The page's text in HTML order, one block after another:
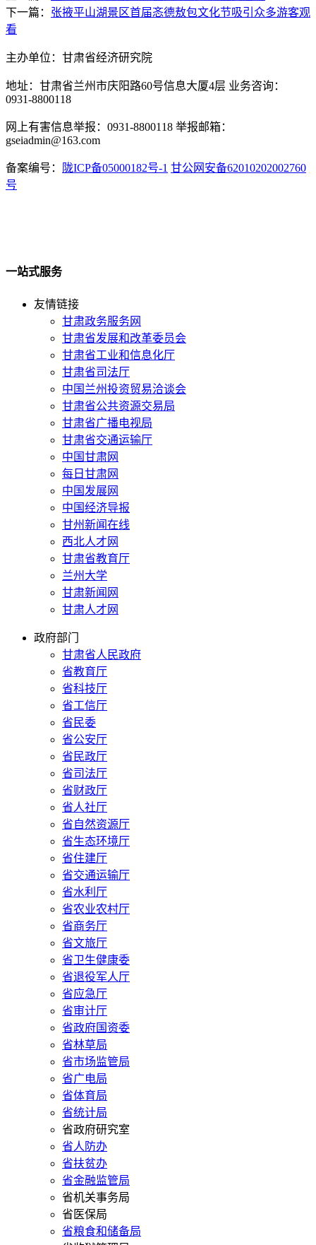
下一篇： 张掖平山湖景区首届忞德敖包文化节吸引众多游客观
看
主办单位：甘肃省经济研究院
地址：甘肃省兰州市庆阳路60号信息大厦4层 业务咨询：
0931-8800118
网上有害信息举报：0931-8800118 举报邮箱：
gseiadmin@163.com
备案编号： 陇ICP备05000182号-1 甘公网安备62010202002760
号
一站式服务
友情链接
甘肃政务服务网
甘肃省发展和改革委员会
甘肃省工业和信息化厅
甘肃省司法厅
中国兰州投资贸易洽谈会
甘肃省公共资源交易局
甘肃省广播电视局
甘肃省交通运输厅
中国甘肃网
每日甘肃网
中国发展网
中国经济导报
甘州新闻在线
西北人才网
甘肃省教育厅
兰州大学
甘肃新闻网
甘肃人才网
政府部门
甘肃省人民政府
省教育厅
省科技厅
省工信厅
省民委
省公安厅
省民政厅
省司法厅
省财政厅
省人社厅
省自然资源厅
省生态环境厅
省住建厅
省交通运输厅
省水利厅
省农业农村厅
省商务厅
省文旅厅
省卫生健康委
省退役军人厅
省应急厅
省审计厅
省政府国资委
省林草局
省市场监管局
省广电局
省体育局
省统计局
省政府研究室
省人防办
省扶贫办
省金融监管局
省机关事务局
省医保局
省粮食和储备局